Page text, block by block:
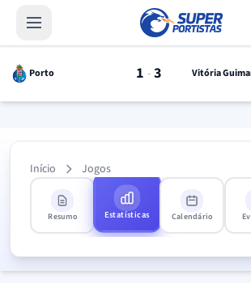
Porto 1 - 3 Vitória
Início Jogos
Resumo Estatísticas Calendário